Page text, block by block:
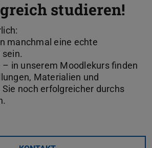
studieren!
manchmal eine echte
– in unserem Moodlekurs finden
Materialien und
noch erfolgreicher durchs